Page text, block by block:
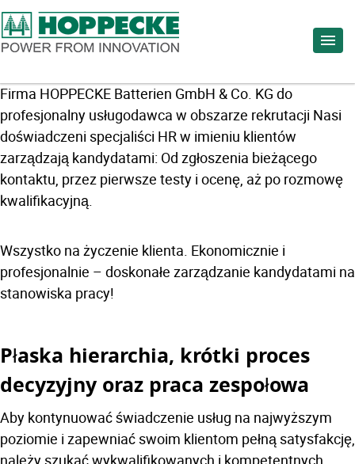
Firma HOPPECKE Batterien GmbH & Co. KG do
profesjonalny usługodawca w obszarze rekrutacji Nasi
doświadczeni specjaliści HR w imieniu klientów
zarządzają kandydatami: Od zgłoszenia bieżącego
kontaktu, przez pierwsze testy i ocenę, aż po rozmowę
kwalifikacyjną.
Wszystko na życzenie klienta. Ekonomicznie i
profesjonalnie – doskonałe zarządzanie kandydatami na
stanowiska pracy!
Płaska hierarchia, krótki proces
decyzyjny oraz praca zespołowa
Aby kontynuować świadczenie usług na najwyższym
poziomie i zapewniać swoim klientom pełną satysfakcję,
należy szukać wykwalifikowanych i kompetentnych